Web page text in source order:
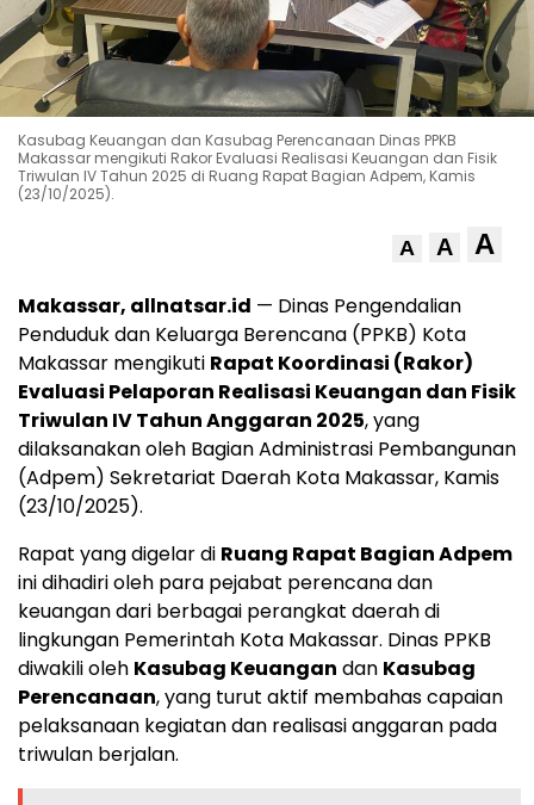
Kasubag Keuangan dan Kasubag Perencanaan Dinas PPKB
Makassar mengikuti Rakor Evaluasi Realisasi Keuangan dan Fisik
Triwulan IV Tahun 2025 di Ruang Rapat Bagian Adpem, Kamis
(23/10/2025).
A A A
Makassar, allnatsar.id — Dinas Pengendalian
Penduduk dan Keluarga Berencana (PPKB) Kota
Makassar mengikuti Rapat Koordinasi (Rakor)
Evaluasi Pelaporan Realisasi Keuangan dan Fisik
Triwulan IV Tahun Anggaran 2025, yang
dilaksanakan oleh Bagian Administrasi Pembangunan
(Adpem) Sekretariat Daerah Kota Makassar, Kamis
(23/10/2025).
Rapat yang digelar di Ruang Rapat Bagian Adpem
ini dihadiri oleh para pejabat perencana dan
keuangan dari berbagai perangkat daerah di
lingkungan Pemerintah Kota Makassar. Dinas PPKB
diwakili oleh Kasubag Keuangan dan Kasubag
Perencanaan, yang turut aktif membahas capaian
pelaksanaan kegiatan dan realisasi anggaran pada
triwulan berjalan.